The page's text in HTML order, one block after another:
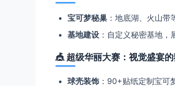
​宝可梦秘巢​ ：地底湖、火山
​基地建设​ ：自定义秘密基地，
🎪 ​ 超级华丽大赛：视觉盛宴
​球壳装饰​ ：90+贴纸定制宝可